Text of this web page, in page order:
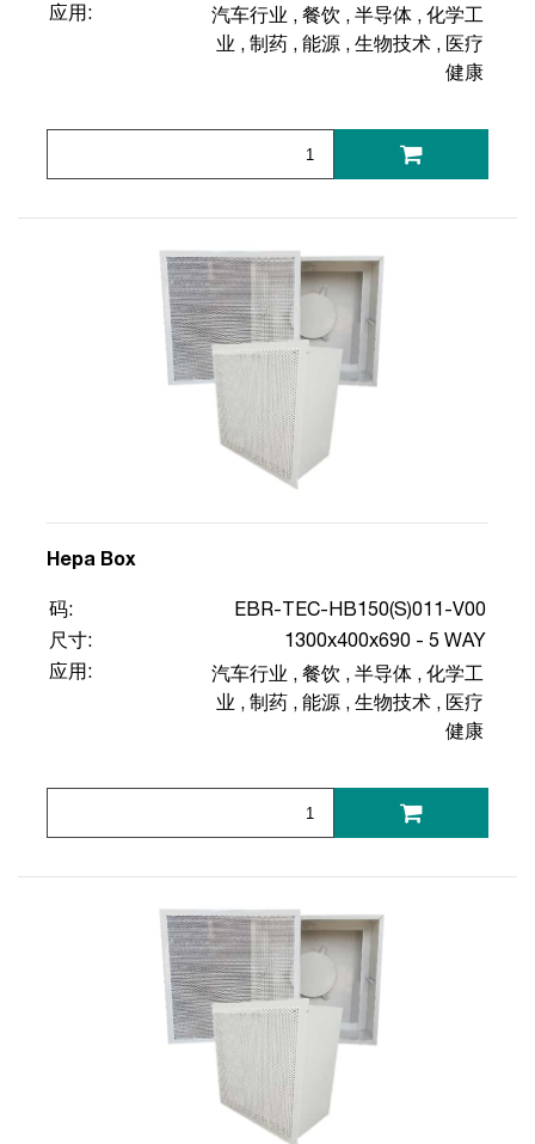
应用:
汽车行业 , 餐饮 , 半导体 , 化学工
业 , 制药 , 能源 , 生物技术 , 医疗
健康
Hepa Box
码:
EBR-TEC-HB150(S)011-V00
尺寸:
1300x400x690 - 5 WAY
应用:
汽车行业 , 餐饮 , 半导体 , 化学工
业 , 制药 , 能源 , 生物技术 , 医疗
健康